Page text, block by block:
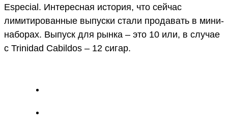
Especial. Интересная история, что сейчас
лимитированные выпуски стали продавать в мини-
наборах. Выпуск для рынка – это 10 или, в случае
с Trinidad Cabildos – 12 сигар.